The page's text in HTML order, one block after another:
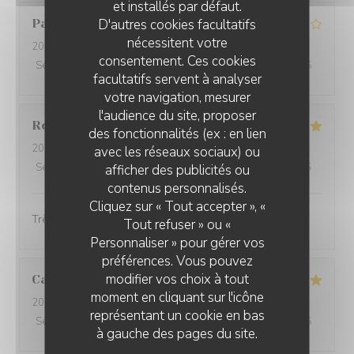
et installés par défaut.
D'autres cookies facultatifs
nécessitent votre
consentement. Ces cookies
facultatifs servent à analyser
votre navigation, mesurer
l'audience du site, proposer
des fonctionnalités (ex : en lien
avec les réseaux sociaux) ou
afficher des publicités ou
contenus personnalisés.
Cliquez sur « Tout accepter », «
Tout refuser » ou «
Personnaliser » pour gérer vos
préférences. Vous pouvez
modifier vos choix à tout
moment en cliquant sur l'icône
représentant un cookie en bas
à gauche des pages du site.
Paul
2026-08-08
- 12:30 - Couverts 2
Service
Ambiance:4/5 Cuisine: 4/5 Qualité / Prix /5
Roland
2026-08-02
- 20:30 - Couverts 4
Service
Ambiance: 5/5 Cuisine:5/5 Qualité / Prix /5
Très bien comme d habitude
Caroline
2026-08-02
- 12:00 - Couverts 2
Service
/5 Ambiance:5 /5 Cuisine: 5/5 Qualité / Prix /5
L'AILE ET LA CUISSE